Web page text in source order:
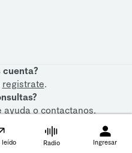
cuenta?
registrate.
ayudaocontactanos.
leído Radio Ingresar